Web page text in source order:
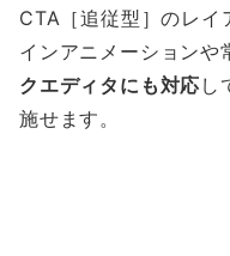
CTA［追従型］のレイ
インアニメーションや
クエディタにも対応 し
施せます。